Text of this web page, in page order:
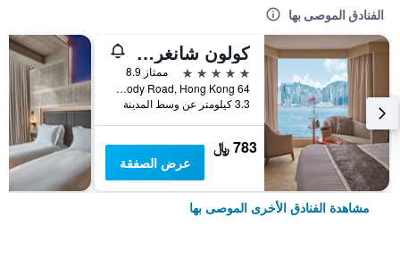
الفنادق الموصى بها
كولون شانغري- لا
5 نجوم
ممتاز 8.9
64 Mody Road, Hong Kong, هونغ كونغ
3.3 كيلومتر عن وسط المدينة
783 ﷼
عرض الصفقة
مشاهدة الفنادق الأخرى الموصى بها